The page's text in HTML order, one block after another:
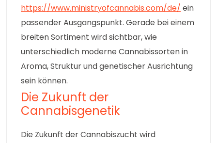
https://www.ministryofcannabis.com/de/ ein
passender Ausgangspunkt. Gerade bei einem
breiten Sortiment wird sichtbar, wie
unterschiedlich moderne Cannabissorten in
Aroma, Struktur und genetischer Ausrichtung
sein können.
Die Zukunft der
Cannabisgenetik
Die Zukunft der Cannabiszucht wird